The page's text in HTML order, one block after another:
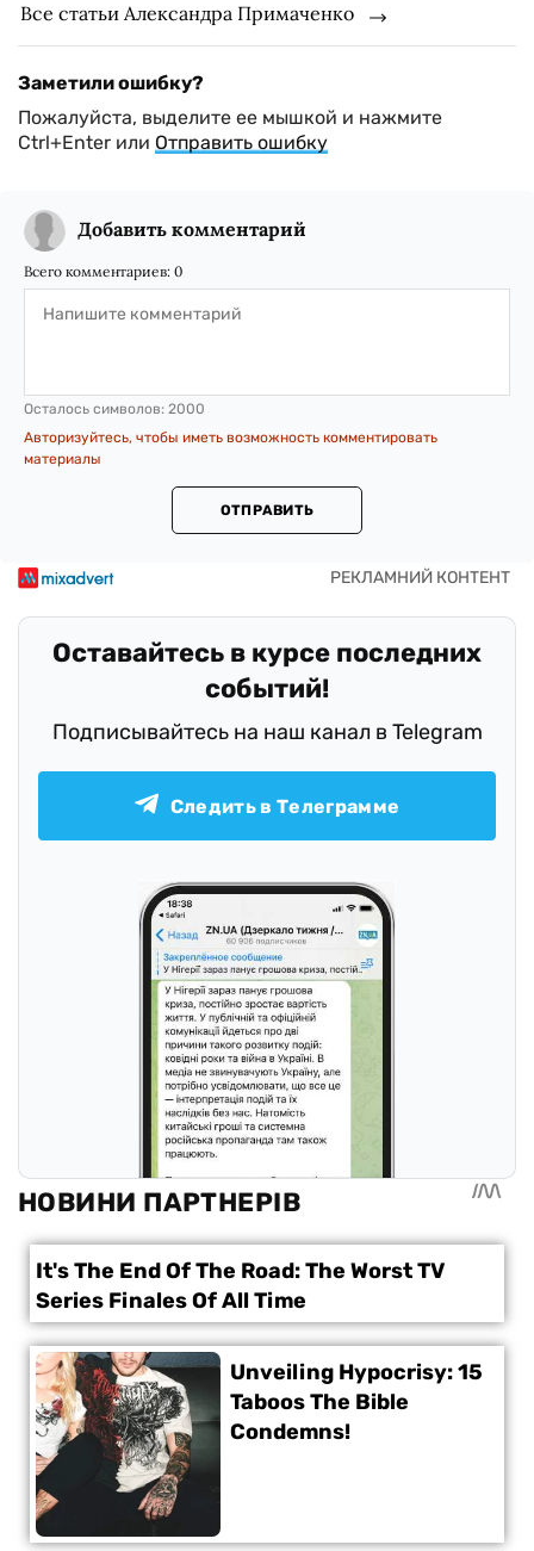
Все статьи Александра Примаченко
Заметили ошибку?
Пожалуйста, выделите ее мышкой и нажмите
Ctrl+Enter или Отправить ошибку
Добавить комментарий
Всего комментариев: 0
Осталось символов: 2000
Авторизуйтесь, чтобы иметь возможность комментировать
материалы
ОТПРАВИТЬ
Оставайтесь в курсе последних
событий!
Подписывайтесь на наш канал в Telegram
Следить в Телеграмме